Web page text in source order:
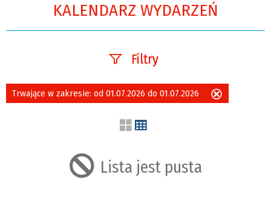
KALENDARZ WYDARZEŃ
Filtry
Szukana fraza
Trwające w zakresie: od 01.07.2026 do 01.07.2026
Lista jest pusta